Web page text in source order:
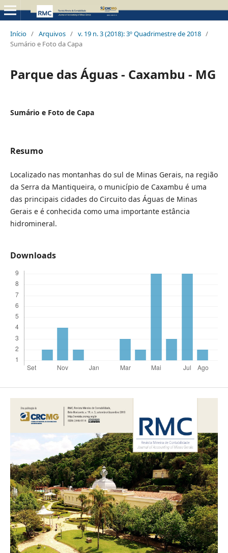
Início / Arquivos / v. 19 n. 3 (2018): 3º Quadrimestre de 2018 /
Sumário e Foto da Capa
Parque das Águas - Caxambu - MG
Sumário e Foto de Capa
Resumo
Localizado nas montanhas do sul de Minas Gerais, na região
da Serra da Mantiqueira, o município de Caxambu é uma
das principais cidades do Circuito das Águas de Minas
Gerais e é conhecida como uma importante estância
hidromineral.
Downloads